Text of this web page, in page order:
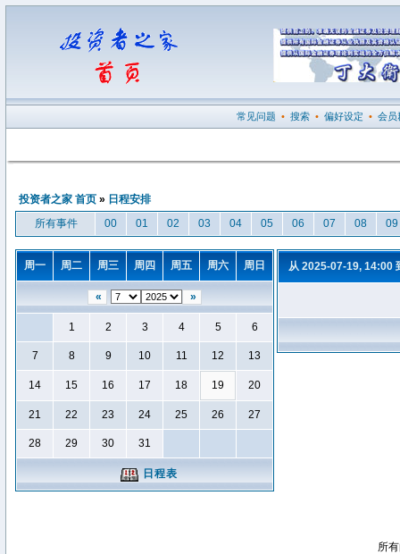
常见问题 • 搜索 • 偏好设定 • 会员
投资者之家 首页 » 日程安排
所有事件
00 01 02 03 04 05 06 07 08 09
周一 周二 周三 周四 周五 周六 周日
« »
1 2 3 4 5 6
7 8 9 10 11 12 13
14 15 16 17 18 19 20
21 22 23 24 25 26 27
28 29 30 31
日程表
从 2025-07-19, 14:00
所